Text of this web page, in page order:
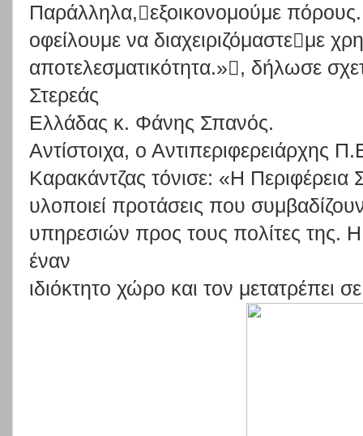
Παράλληλα,εξοικονομούμε πόρους.
οφείλουμε να διαχειριζόμαστεμε
αποτελεσματικότητα.», δήλωσε
Στερεάς
Ελλάδας κ. Φάνης Σπανός.
Αντίστοιχα, ο Αντιπεριφερειάρχης
Καρακάντζας τόνισε: «Η Περιφέρεια
υλοποιεί προτάσεις που
υπηρεσιών προς τους πολίτες της. Η
έναν
ιδιόκτητο χώρο και τον μετατρέπει σε